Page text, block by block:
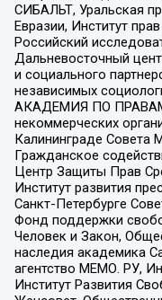
СИБАЛЬТ, Уральская
Евразии, Институт
Российский
Дальневосточный
и социального
независимых
АКАДЕМИЯ ПО ПРАВАМ
некоммерческих
Калининграде Совета
Гражданское
Центр Защиты Прав
Институт развития
Санкт-Петербурге
Фонд поддержки
Человек и Закон,
наследия академика
агентство МЕМО. РУ,
Институт Развития